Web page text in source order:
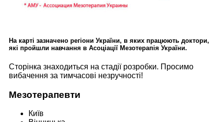
На карті зазначено регіони України, в яких працюють доктори,
які пройшли навчання в Асоціації Мезотерапія України.
Сторінка знаходиться на стадії розробки. Просимо
вибачення за тимчасові незручності!
Мезотерапевти
Київ